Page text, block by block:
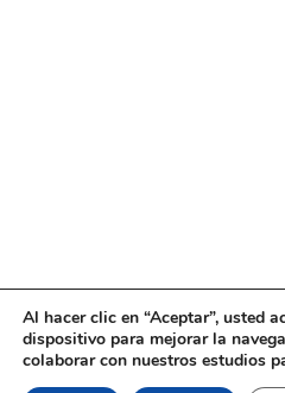
Al hacer clic en “Aceptar”, usted
dispositivo para mejorar la
colaborar con nuestros estudios